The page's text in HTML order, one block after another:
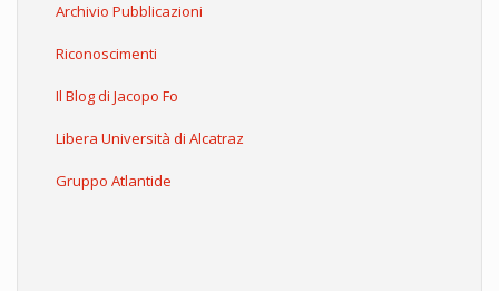
Archivio Pubblicazioni
Riconoscimenti
Il Blog di Jacopo Fo
Libera Università di Alcatraz
Gruppo Atlantide